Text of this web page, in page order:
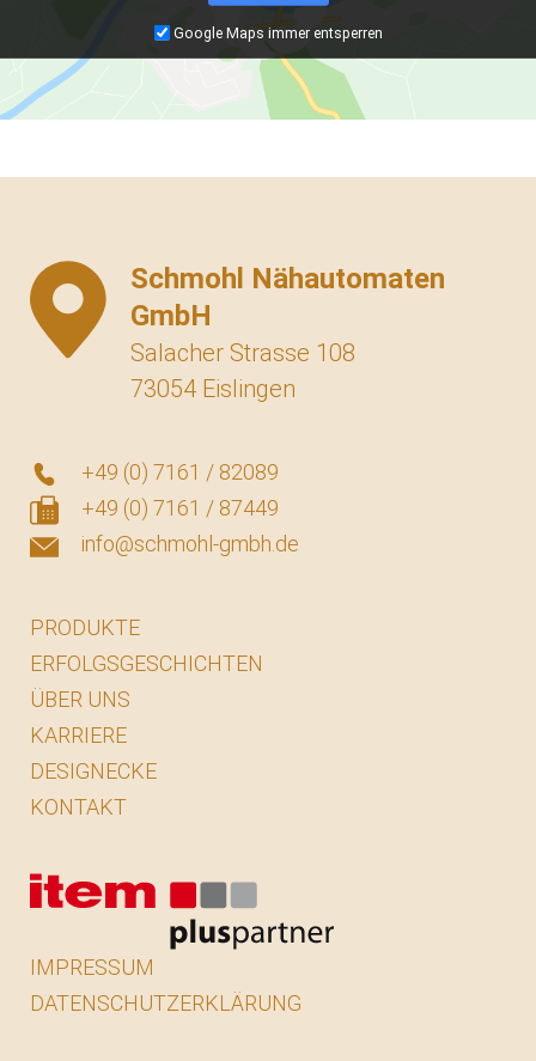
Google Maps immer entsperren
Schmohl Nähautomaten
GmbH
Salacher Strasse 108
73054 Eislingen
+49 (0) 7161 / 82089
+49 (0) 7161 / 87449
info@schmohl-gmbh.de
PRODUKTE
ERFOLGSGESCHICHTEN
ÜBER UNS
KARRIERE
DESIGNECKE
KONTAKT
IMPRESSUM
DATENSCHUTZERKLÄRUNG